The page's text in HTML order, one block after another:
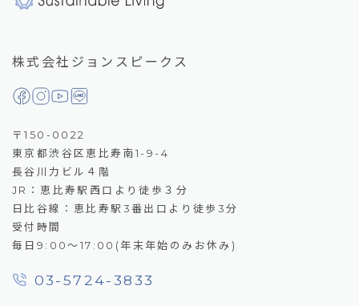
株式会社ジョンスピークス
〒150-0022
東京都渋谷区恵比寿南1-9-4
長谷川力ビル４階
JR：恵比寿駅西口より徒歩３分
日比谷線：恵比寿駅3番出口より徒歩3分
受付時間
毎日9:00～17:00(年末年始のみお休み)
03-5724-3833